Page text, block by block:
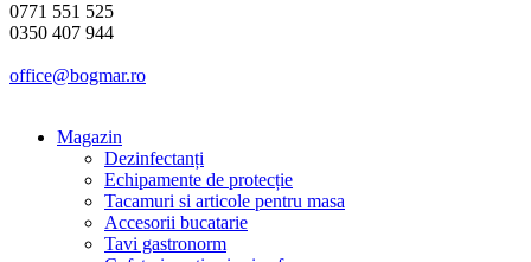
0771 551 525
0350 407 944
office@bogmar.ro
Magazin
Dezinfectanți
Echipamente de protecție
Tacamuri si articole pentru masa
Accesorii bucatarie
Tavi gastronorm